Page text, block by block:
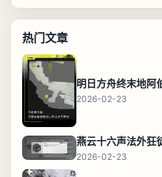
热门文章
2026-02-23
燕云十六声法外狂
2026-02-23